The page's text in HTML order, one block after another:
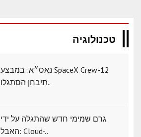
טכנולוגיה
נאס״א: במבצע SpaceX Crew-12
תיבחן הסתגלו..
גרם שמימי חדש שהתגלה על ידי
האבל: Cloud-..